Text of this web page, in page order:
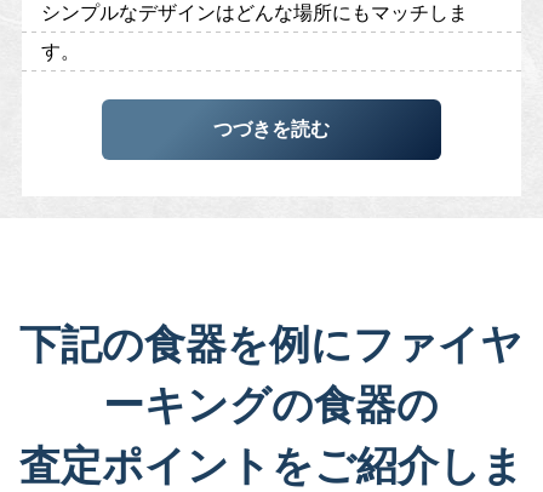
シンプルなデザインはどんな場所にもマッチしま
す。
つづきを読む
下記の食器を例にファイヤ
ーキングの食器の
査定ポイントをご紹介しま